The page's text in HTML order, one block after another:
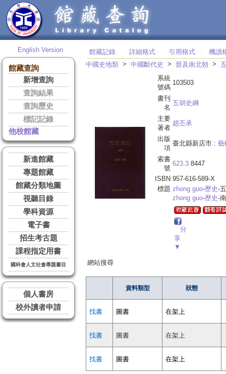
English Version
館藏查詢
新增查詢
查詢結果
查詢歷史
標記記錄
他校館藏
新進館藏
專題館藏
館藏分類地圖
視聽目錄
學科資源
電子書
招生考古題
課程指定用書
國科會人文社會專題書目
個人書房
校外讀者申請
館藏記錄 ‧ 詳細格式 ‧ 引用格式 ‧
機讀
中國史地類 > 中國斷代史 > 晉及南北朝 >
系統
號碼
103503
書刊
名
五胡史綱
主要
著者
趙丕承
出版
項
臺北縣新店市 : 藝
索書
號
623.3 8447
ISBN 957-616-589-X
標題 zhong guo-歷史-
zhong guo-歷史-
分
享
▼
網站搜尋
資料類型 狀態
找書 圖書 在架上
找書 圖書 在架上
找書 圖書 在架上